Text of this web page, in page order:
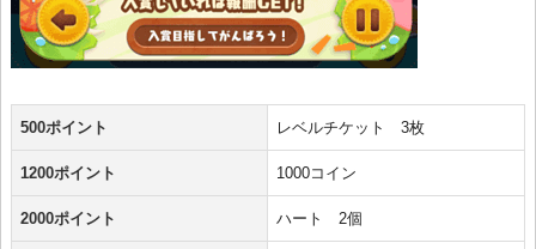
500ポイント レベルチケット 3枚
1200ポイント 1000コイン
2000ポイント ハート 2個